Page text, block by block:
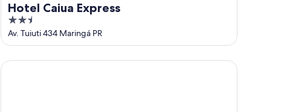
Hotel Caiua Express
2.5
out
of
5
Av. Tuiuti 434 Maringá PR
GoldMen Select Maringá